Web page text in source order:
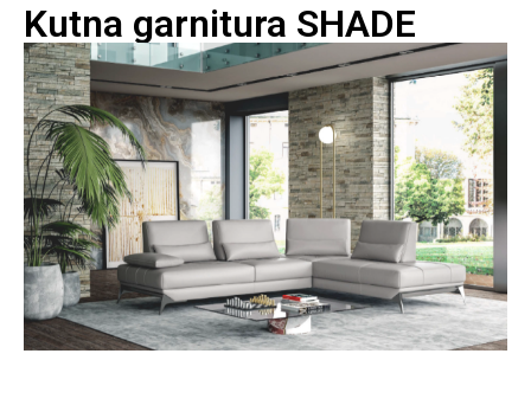
Kutna garnitura SHADE